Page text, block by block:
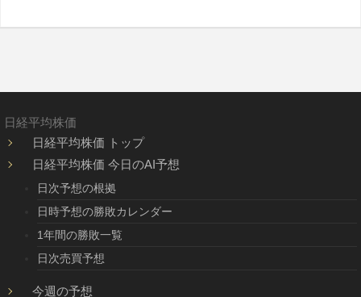
日経平均株価
日経平均株価 トップ
日経平均株価 今日のAI予想
日次予想の根拠
日時予想の勝敗カレンダー
1年間の勝敗一覧
日次売買予想
今週の予想